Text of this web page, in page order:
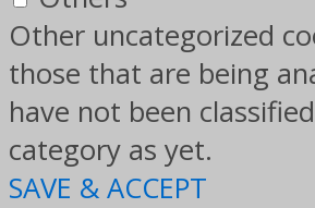
Other uncategorized
those that are being
have not been
category as yet.
SAVE & ACCEPT